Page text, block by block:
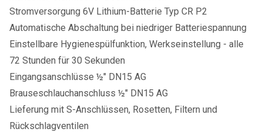
Stromversorgung 6V Lithium-Batterie Typ CR P2
Automatische Abschaltung bei niedriger Batteriespannung
Einstellbare Hygienespülfunktion, Werkseinstellung - alle
72 Stunden für 30 Sekunden
Eingangsanschlüsse ½" DN15 AG
Brauseschlauchanschluss ½" DN15 AG
Lieferung mit S-Anschlüssen, Rosetten, Filtern und
Rückschlagventilen